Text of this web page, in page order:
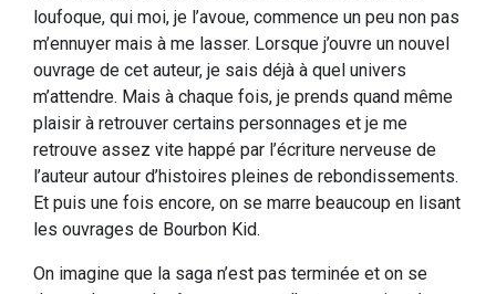
loufoque, qui moi, je l’avoue, commence un peu non pas
m’ennuyer mais à me lasser. Lorsque j’ouvre un nouvel
ouvrage de cet auteur, je sais déjà à quel univers
m’attendre. Mais à chaque fois, je prends quand même
plaisir à retrouver certains personnages et je me
retrouve assez vite happé par l’écriture nerveuse de
l’auteur autour d’histoires pleines de rebondissements.
Et puis une fois encore, on se marre beaucoup en lisant
les ouvrages de Bourbon Kid.
On imagine que la saga n’est pas terminée et on se